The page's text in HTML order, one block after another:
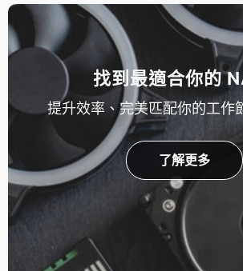
找到最適合你的
提升效率、完美匹配你的工作
了解更多